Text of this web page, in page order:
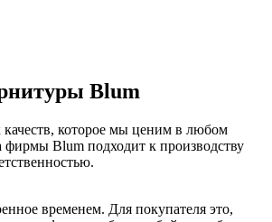
Blum
которое мы ценим в любом
Blum подходит к производству
временем. Для покупателя это,